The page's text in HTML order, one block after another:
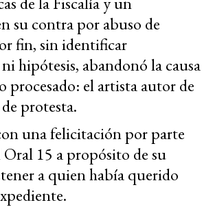
su contra por abuso de
fin, sin identificar
ni hipótesis, abandonó la causa
procesado: el artista autor de
protesta.
una felicitación por parte
15 a propósito de su
a quien había querido